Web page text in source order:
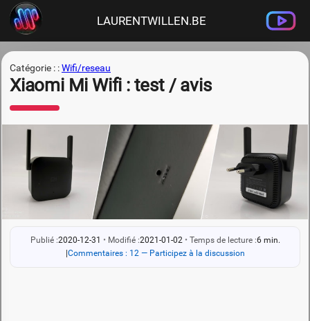
LAURENTWILLEN.BE
Catégorie : :Wifi/reseau
Xiaomi Mi Wifi : test / avis
Publié :2020-12-31 • Modifié :2021-01-02 • Temps de lecture :6 min.
Commentaires : 12 — Participez à la discussion